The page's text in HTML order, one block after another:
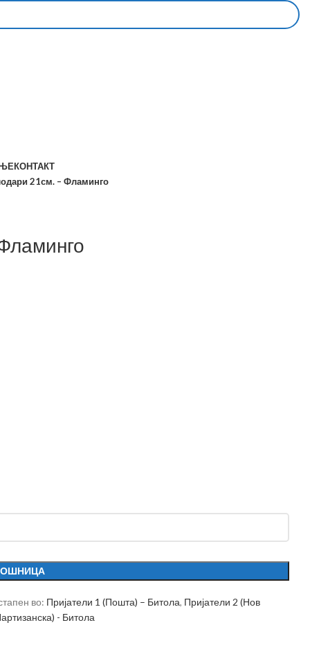
КОНТАКТ
21см. – Фламинго
во: Пријатели 1 (Пошта) – Битола, Пријатели 2 (Нов
- Битола